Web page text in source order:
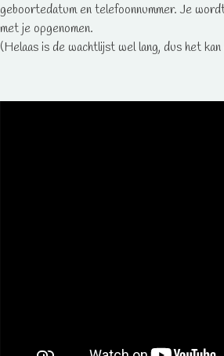
geboortedatum en telefoonnummer. Je
met je opgenomen.
(Helaas is de wachtlijst wel lang, dus het